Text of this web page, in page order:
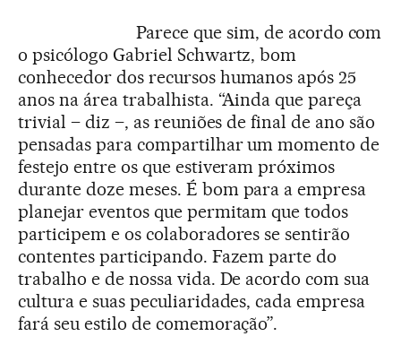
Parece que sim, de acordo com
o psicólogo Gabriel Schwartz, bom
conhecedor dos recursos humanos após 25
anos na área trabalhista. “Ainda que pareça
trivial – diz –, as reuniões de final de ano são
pensadas para compartilhar um momento de
festejo entre os que estiveram próximos
durante doze meses. É bom para a empresa
planejar eventos que permitam que todos
participem e os colaboradores se sentirão
contentes participando. Fazem parte do
trabalho e de nossa vida. De acordo com sua
cultura e suas peculiaridades, cada empresa
fará seu estilo de comemoração”.